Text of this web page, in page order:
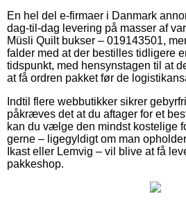
En hel del e-firmaer i Danmark
dag-til-dag levering på masser af
Müsli Quilt bukser – 019143501,
falder med at der bestilles tidligere
tidspunkt, med hensynstagen til at
at få ordren pakket før de
Indtil flere webbutikker sikrer
påkræves det at du aftager for et
kan du vælge den mindst kostelige
gerne – ligegyldigt om man
Ikast eller Lemvig – vil blive at få
pakkeshop.